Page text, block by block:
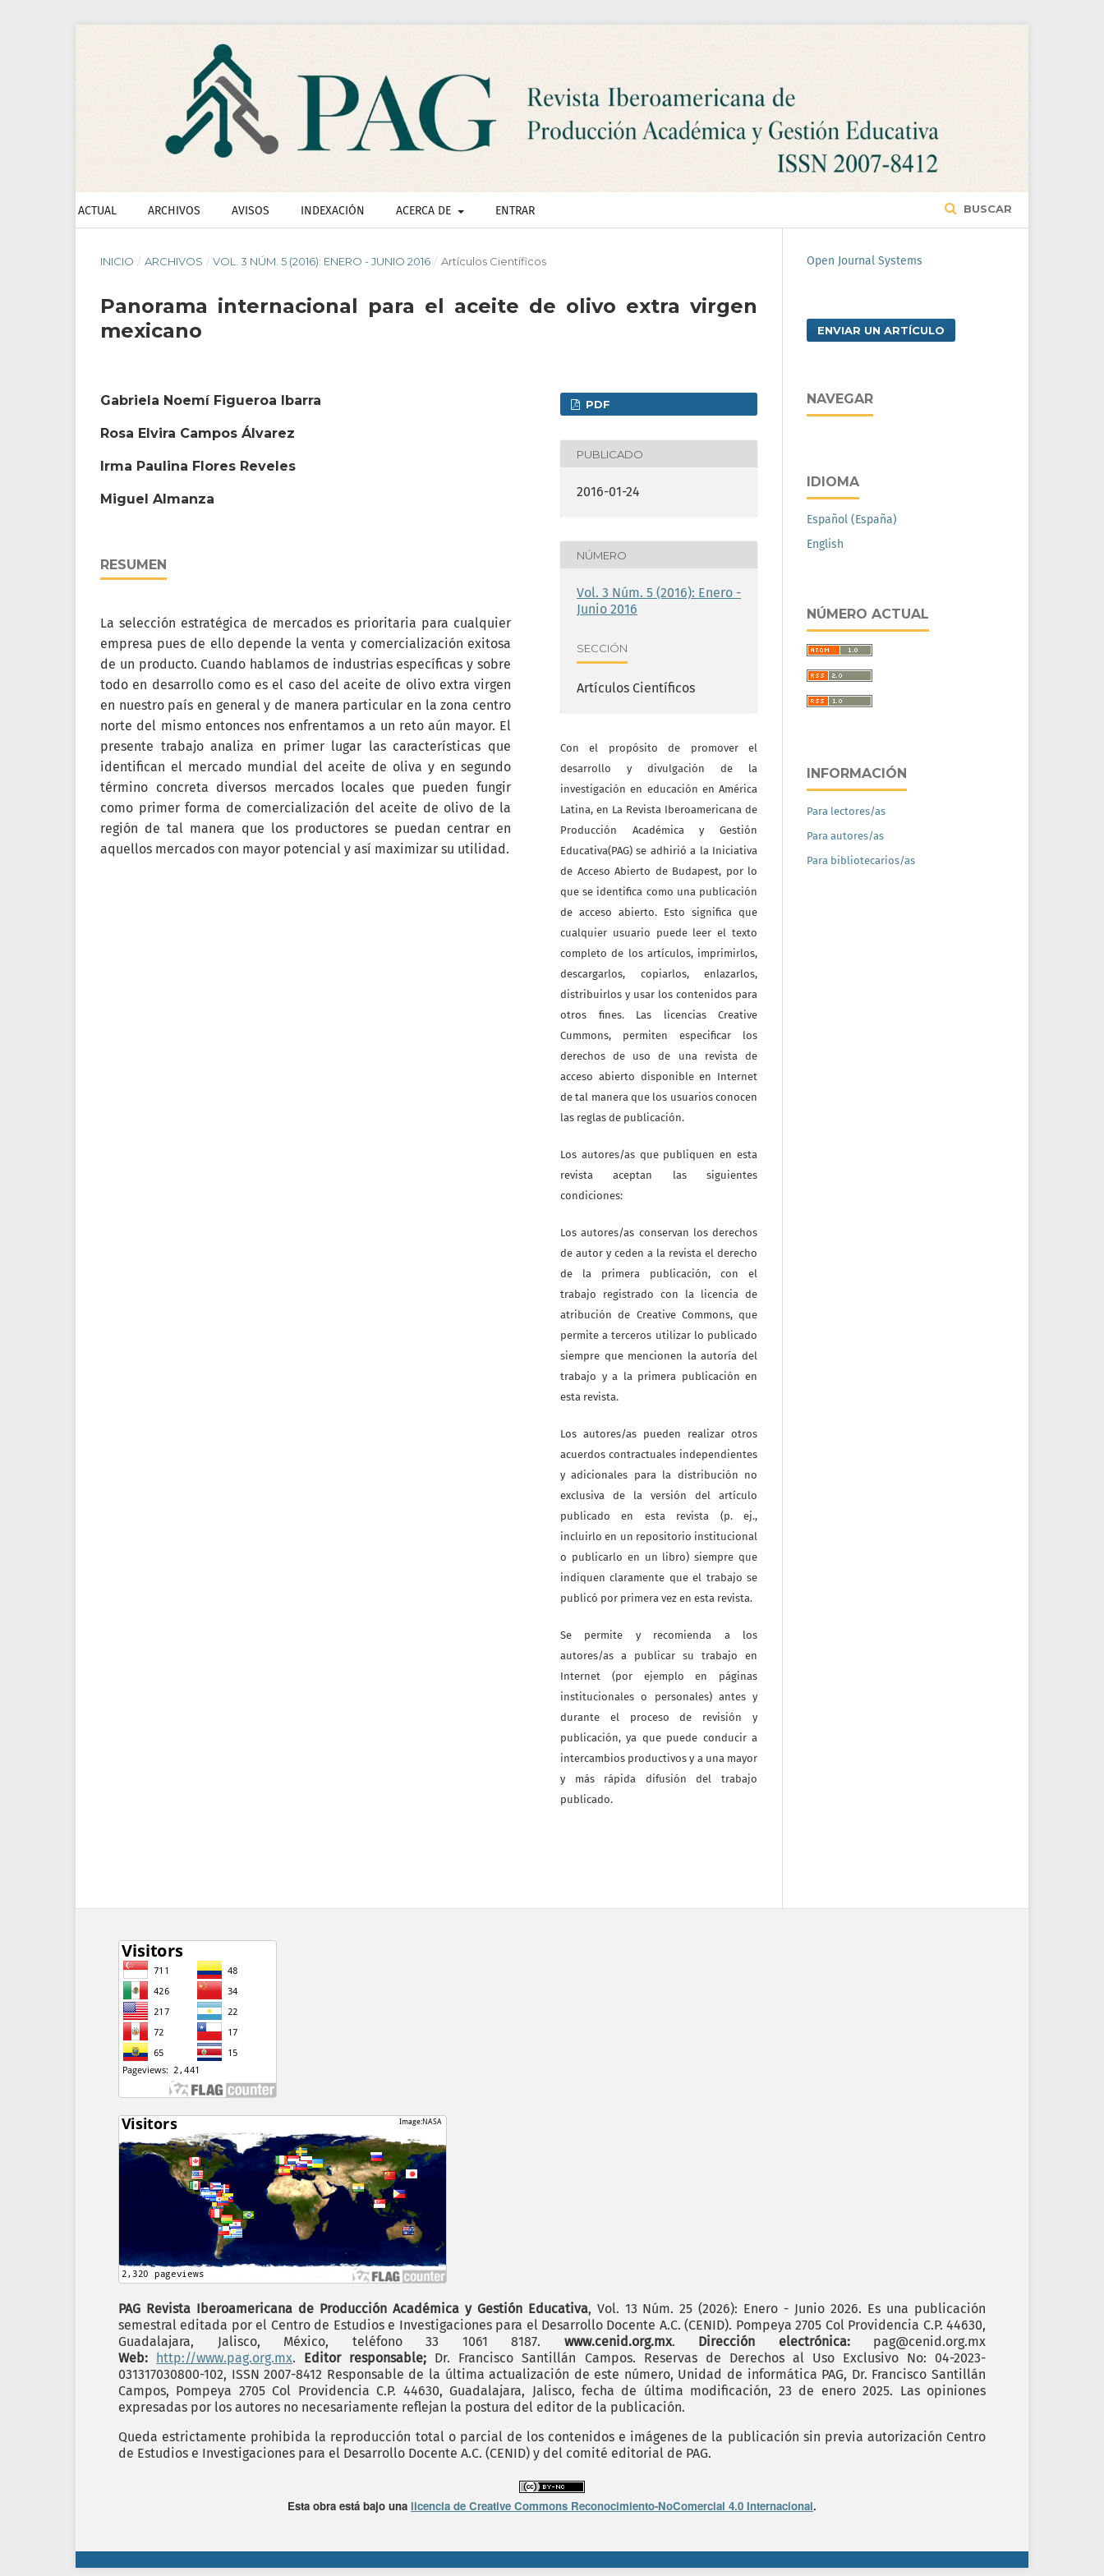
ACTUAL ARCHIVOS AVISOS INDEXACIÓN ACERCA DE ENTRAR BUSCAR
INICIO / ARCHIVOS / VOL. 3 NÚM. 5 (2016): ENERO - JUNIO 2016 / Artículos Científicos
Panorama internacional para el aceite de olivo extra virgen
mexicano
Gabriela Noemí Figueroa Ibarra
Rosa Elvira Campos Álvarez
Irma Paulina Flores Reveles
Miguel Almanza
RESUMEN
La selección estratégica de mercados es prioritaria para cualquier
empresa pues de ello depende la venta y comercialización exitosa
de un producto. Cuando hablamos de industrias específicas y sobre
todo en desarrollo como es el caso del aceite de olivo extra virgen
en nuestro país en general y de manera particular en la zona centro
norte del mismo entonces nos enfrentamos a un reto aún mayor. El
presente trabajo analiza en primer lugar las características que
identifican el mercado mundial del aceite de oliva y en segundo
término concreta diversos mercados locales que pueden fungir
como primer forma de comercialización del aceite de olivo de la
región de tal manera que los productores se puedan centrar en
aquellos mercados con mayor potencial y así maximizar su utilidad.
PDF
PUBLICADO
2016-01-24
NÚMERO
Vol. 3 Núm. 5 (2016): Enero -
Junio 2016
SECCIÓN
Artículos Científicos
Con el propósito de promover el
desarrollo y divulgación de la
investigación en educación en América
Latina, en La Revista Iberoamericana de
Producción Académica y Gestión
Educativa(PAG) se adhirió a la Iniciativa
de Acceso Abierto de Budapest, por lo
que se identifica como una publicación
de acceso abierto. Esto significa que
cualquier usuario puede leer el texto
completo de los artículos, imprimirlos,
descargarlos, copiarlos, enlazarlos,
distribuirlos y usar los contenidos para
otros fines. Las licencias Creative
Cummons, permiten especificar los
derechos de uso de una revista de
acceso abierto disponible en Internet
de tal manera que los usuarios conocen
las reglas de publicación.
Los autores/as que publiquen en esta
revista aceptan las siguientes
condiciones:
Los autores/as conservan los derechos
de autor y ceden a la revista el derecho
de la primera publicación, con el
trabajo registrado con la licencia de
atribución de Creative Commons, que
permite a terceros utilizar lo publicado
siempre que mencionen la autoría del
trabajo y a la primera publicación en
esta revista.
Los autores/as pueden realizar otros
acuerdos contractuales independientes
y adicionales para la distribución no
exclusiva de la versión del artículo
publicado en esta revista (p. ej.,
incluirlo en un repositorio institucional
o publicarlo en un libro) siempre que
indiquen claramente que el trabajo se
publicó por primera vez en esta revista.
Se permite y recomienda a los
autores/as a publicar su trabajo en
Internet (por ejemplo en páginas
institucionales o personales) antes y
durante el proceso de revisión y
publicación, ya que puede conducir a
intercambios productivos y a una mayor
y más rápida difusión del trabajo
publicado.
Open Journal Systems
ENVIAR UN ARTÍCULO
NAVEGAR
IDIOMA
Español (España)
English
NÚMERO ACTUAL
INFORMACIÓN
Para lectores/as
Para autores/as
Para bibliotecarios/as
PAG Revista Iberoamericana de Producción Académica y Gestión Educativa, Vol. 13 Núm. 25 (2026): Enero - Junio 2026. Es una publicación
semestral editada por el Centro de Estudios e Investigaciones para el Desarrollo Docente A.C. (CENID). Pompeya 2705 Col Providencia C.P. 44630,
Guadalajara, Jalisco, México, teléfono 33 1061 8187. www.cenid.org.mx. Dirección electrónica: pag@cenid.org.mx
Web:
http://www.pag.org.mx. Editor responsable; Dr. Francisco Santillán Campos. Reservas de Derechos al Uso Exclusivo No: 04-2023-
031317030800-102, ISSN 2007-8412 Responsable de la última actualización de este número, Unidad de informática PAG, Dr. Francisco Santillán
Campos, Pompeya 2705 Col Providencia C.P. 44630, Guadalajara, Jalisco, fecha de última modificación, 23 de enero 2025. Las opiniones
expresadas por los autores no necesariamente reflejan la postura del editor de la publicación.
Queda estrictamente prohibida la reproducción total o parcial de los contenidos e imágenes de la publicación sin previa autorización Centro
de Estudios e Investigaciones para el Desarrollo Docente A.C. (CENID) y del comité editorial de PAG.
Esta obra está bajo una licencia de Creative Commons Reconocimiento-NoComercial 4.0 Internacional.